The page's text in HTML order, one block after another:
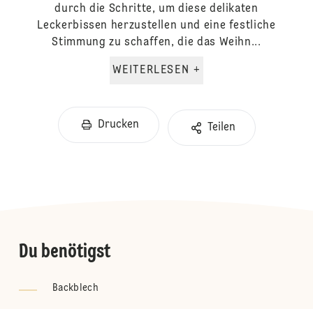
durch die Schritte, um diese delikaten
Leckerbissen herzustellen und eine festliche
Stimmung zu schaffen, die das Weihn...
WEITERLESEN +
Drucken Teilen
Du benötigst
Backblech